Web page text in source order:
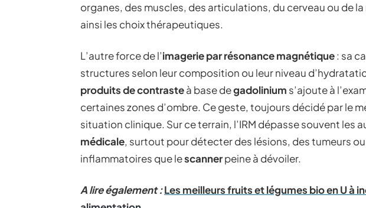
organes, des muscles, des articulations, du cerveau ou de
ainsi les choix thérapeutiques.
L’autre force de l’imagerie par résonance magnétique: sa
structures selon leur composition ou leur niveau
produits de contrasteà base degadolinium s’ajoute à
certaines zones d’ombre. Ce geste, toujours décidé par le
situation clinique. Sur ce terrain, l’IRM dépasse souvent les
médicale, surtout pour détecter des lésions, des tumeurs
inflammatoires que lescannerpeine à dévoiler.
A lire également :Les meilleurs fruits et légumes bio en U à